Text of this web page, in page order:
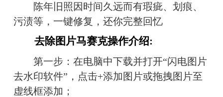
陈年旧照因时间久远而有瑕疵、划痕、
污渍等，一键修复，还你完整回忆
去除图片马赛克操作介绍:
第一步：在电脑中下载并打开“闪电图片
去水印软件”，点击+添加图片或拖拽图片至
虚线框添加；